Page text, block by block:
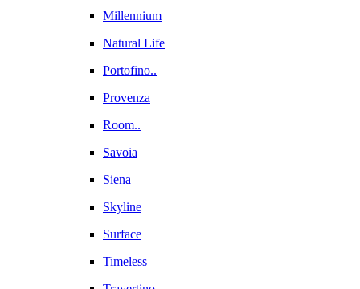
Millennium
Natural Life
Portofino..
Provenza
Room..
Savoia
Siena
Skyline
Surface
Timeless